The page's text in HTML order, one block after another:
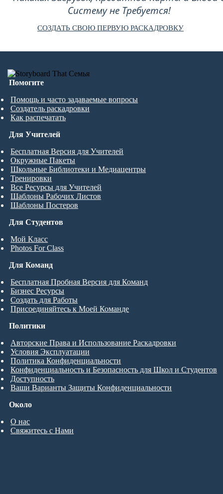
Систему не Требуется!
СОЗДАТЬ СВОЮ ПЕРВУЮ РАСКАДРОВКУ
Помогите
Помощь и часто задаваемые вопросы
Создатель раскадровки
Как распечатать
Для Студентов
Мой Класс
Photos For Class
Для Учителей
Бесплатная Версия для Учителей
Окружные Пакеты
Школьные Библиотеки и Медиацентры
Тренировки
Все Ресурсы для Учителей
Шаблоны Рабочих Листов
Шаблоны Постеров
Для Команд
Бесплатная Пробная Версия для Команд
Бизнес Ресурсы
Создать для Работы
Присоединяйтесь к Моей Команде
Около
О нас
Свяжитесь с Нами
Политики
Авторские Права и Использование Раскадровки
Условия Эксплуатации
Политика Конфиденциальности
Конфиденциальность и Безопасность для Школ и Студентов
Доступность
Ваши Варианты Защиты Конфиденциальности